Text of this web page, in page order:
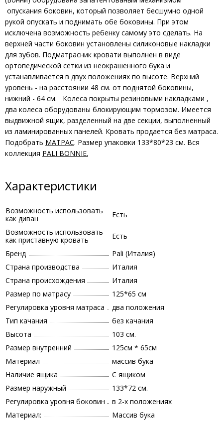
опускания боковин, который позволяет бесшумно одной
рукой опускать и поднимать обе боковины. При этом
исключена возможность ребенку самому это сделать. На
верхней части боковин установлены силиконовые накладки
для зубов. Подматрасник кровати выполнен в виде
ортопедической сетки из неокрашенного бука и
устанавливается в двух положениях по высоте. Верхний
уровень - на расстоянии 48 см. от поднятой боковины,
нижний - 64 см. Колеса покрыты резиновыми накладками ,
два колеса оборудованы блокирующим тормозом. Имеется
выдвижной ящик, разделенный на две секции, выполненный
из ламинированных панелей. Кровать продается без матраса.
Подобрать МАТРАС. Размер упаковки 133*80*23 см. Вся
коллекция PALI BONNIE.
Характеристики
Возможность использовать
как диван
Есть
Возможность использовать
как приставную кровать
Есть
Бренд
Pali (Италия)
Страна производства
Италия
Страна происхождения
Италия
Размер по матрасу
125*65 см
Регулировка уровня матраса
два положения
Тип качания
без качания
Высота
103 см.
Размер внутренний
125см * 65см
Материал
массив бука
Наличие ящика
С ящиком
Размер наружный
133*72 см.
Регулировка уровня боковин
в 2-х положениях
Материал:
Массив бука